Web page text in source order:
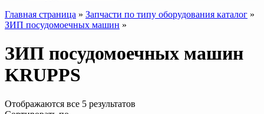
Главная страница » Запчасти по типу оборудования каталог »
ЗИП посудомоечных машин »
ЗИП посудомоечных машин
KRUPPS
Отображаются все 5 результатов